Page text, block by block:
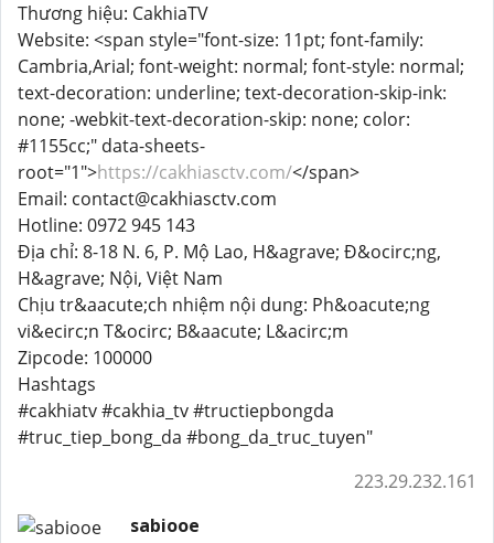
Thương hiệu: CakhiaTV
Website: <span style="font-size: 11pt; font-family:
Cambria,Arial; font-weight: normal; font-style: normal;
text-decoration: underline; text-decoration-skip-ink:
none; -webkit-text-decoration-skip: none; color:
#1155cc;" data-sheets-
root="1">https://cakhiasctv.com/</span>
Email: contact@cakhiasctv.com
Hotline: 0972 945 143
Địa chỉ: 8-18 N. 6, P. Mộ Lao, H&agrave; Đ&ocirc;ng,
H&agrave; Nội, Việt Nam
Chịu tr&aacute;ch nhiệm nội dung: Ph&oacute;ng
vi&ecirc;n T&ocirc; B&aacute; L&acirc;m
Zipcode: 100000
Hashtags
#cakhiatv #cakhia_tv #tructiepbongda
#truc_tiep_bong_da #bong_da_truc_tuyen"
223.29.232.161
sabiooe